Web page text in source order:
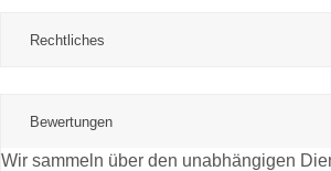
Rechtliches
Bewertungen
Wir sammeln über den unabhängigen